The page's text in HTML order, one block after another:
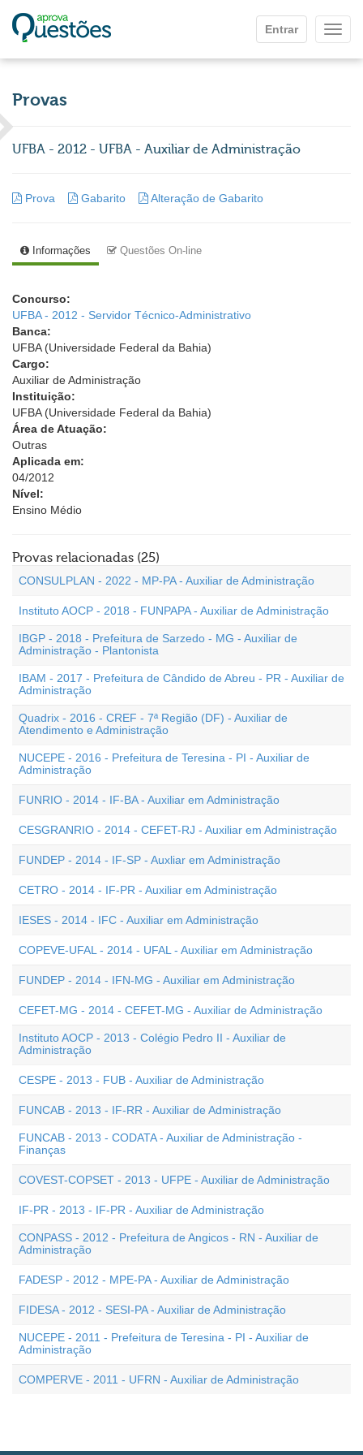
Entrar
Provas
UFBA - 2012 - UFBA - Auxiliar de Administração
Prova Gabarito Alteração de Gabarito
Informações Questões On-line
Concurso:
UFBA - 2012 - Servidor Técnico-Administrativo
Banca:
UFBA (Universidade Federal da Bahia)
Cargo:
Auxiliar de Administração
Instituição:
UFBA (Universidade Federal da Bahia)
Área de Atuação:
Outras
Aplicada em:
04/2012
Nível:
Ensino Médio
Provas relacionadas (25)
CONSULPLAN - 2022 - MP-PA - Auxiliar de Administração
Instituto AOCP - 2018 - FUNPAPA - Auxiliar de Administração
IBGP - 2018 - Prefeitura de Sarzedo - MG - Auxiliar de
Administração - Plantonista
IBAM - 2017 - Prefeitura de Cândido de Abreu - PR - Auxiliar de
Administração
Quadrix - 2016 - CREF - 7ª Região (DF) - Auxiliar de
Atendimento e Administração
NUCEPE - 2016 - Prefeitura de Teresina - PI - Auxiliar de
Administração
FUNRIO - 2014 - IF-BA - Auxiliar em Administração
CESGRANRIO - 2014 - CEFET-RJ - Auxiliar em Administração
FUNDEP - 2014 - IF-SP - Auxliar em Administração
CETRO - 2014 - IF-PR - Auxiliar em Administração
IESES - 2014 - IFC - Auxiliar em Administração
COPEVE-UFAL - 2014 - UFAL - Auxiliar em Administração
FUNDEP - 2014 - IFN-MG - Auxiliar em Administração
CEFET-MG - 2014 - CEFET-MG - Auxiliar de Administração
Instituto AOCP - 2013 - Colégio Pedro II - Auxiliar de
Administração
CESPE - 2013 - FUB - Auxiliar de Administração
FUNCAB - 2013 - IF-RR - Auxiliar de Administração
FUNCAB - 2013 - CODATA - Auxiliar de Administração -
Finanças
COVEST-COPSET - 2013 - UFPE - Auxiliar de Administração
IF-PR - 2013 - IF-PR - Auxiliar de Administração
CONPASS - 2012 - Prefeitura de Angicos - RN - Auxiliar de
Administração
FADESP - 2012 - MPE-PA - Auxiliar de Administração
FIDESA - 2012 - SESI-PA - Auxiliar de Administração
NUCEPE - 2011 - Prefeitura de Teresina - PI - Auxiliar de
Administração
COMPERVE - 2011 - UFRN - Auxiliar de Administração